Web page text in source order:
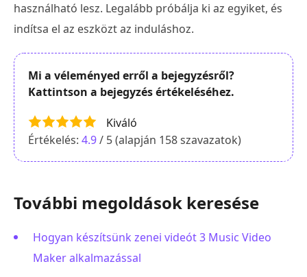
használható lesz. Legalább próbálja ki az egyiket, és
indítsa el az eszközt az induláshoz.
Mi a véleményed erről a bejegyzésről?
Kattintson a bejegyzés értékeléséhez.
Kiváló
Értékelés: 4.9/ 5 (alapján 158szavazatok)
További megoldások keresése
Hogyan készítsünk zenei videót 3 Music Video
Maker alkalmazással